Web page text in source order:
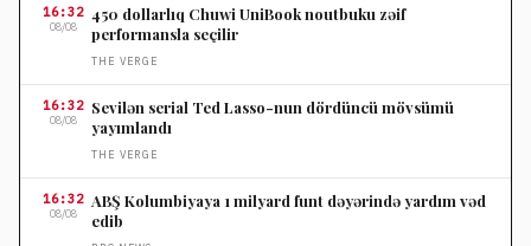
16:32
08/08
450 dollarlıq Chuwi UniBook noutbuku zəif
performansla seçilir
THE VERGE
16:32
08/08
Sevilən serial Ted Lasso-nun dördüncü mövsümü
yayımlandı
THE VERGE
16:32
08/08
ABŞ Kolumbiyaya 1 milyard funt dəyərində yardım vəd
edib